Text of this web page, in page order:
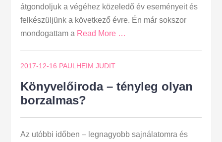
átgondoljuk a végéhez közeledő év eseményeit és
felkészüljünk a következő évre. Én már sokszor
mondogattam a Read More …
2017-12-16 PAULHEIM JUDIT
Könyvelőiroda – tényleg olyan
borzalmas?
Az utóbbi időben – legnagyobb sajnálatomra és